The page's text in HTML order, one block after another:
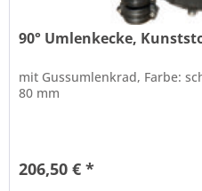
90° Umlenkecke,
mit Gussumlenkrad, Farbe:
80 mm
206,50 € *